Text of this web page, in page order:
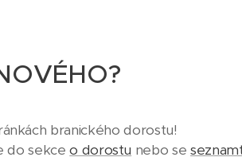
branického dorostu!
do sekceo dorostu nebo se